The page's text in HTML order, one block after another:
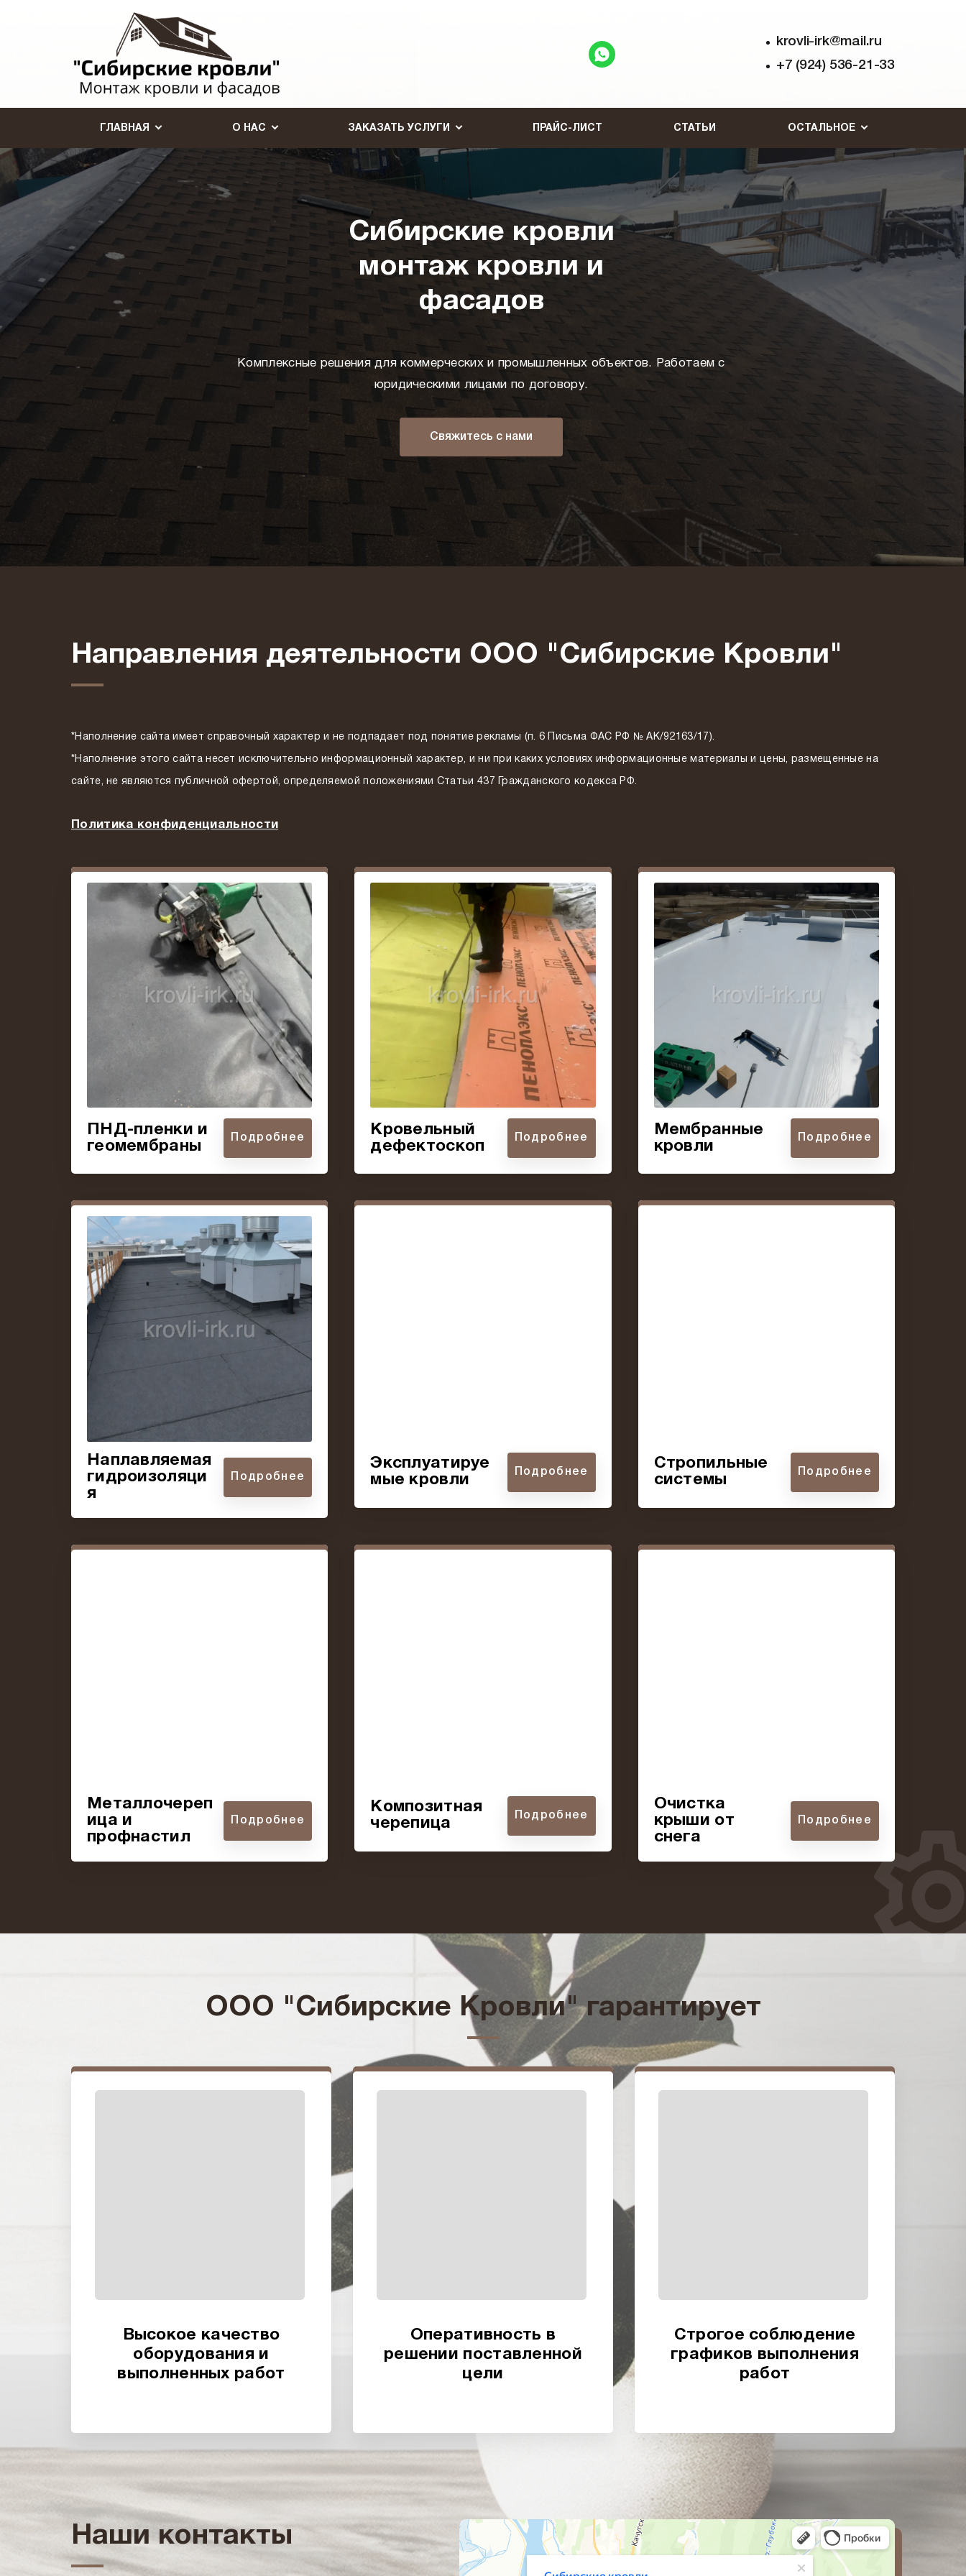
krovli-irk@mail.ru
+7 (924) 536-21-33
ГЛАВНАЯ О НАС ЗАКАЗАТЬ УСЛУГИ ПРАЙС-ЛИСТ СТАТЬИ ОСТАЛЬНОЕ
Сибирские кровли
монтаж кровли и
фасадов
Комплексные решения для коммерческих и промышленных объектов. Работаем с
юридическими лицами по договору.
Свяжитесь с нами
Направления деятельности ООО "Сибирские Кровли"
*Наполнение сайта имеет справочный характер и не подпадает под понятие рекламы (п. 6 Письма ФАС РФ № АК/92163/17).
*Наполнение этого сайта несет исключительно информационный характер, и ни при каких условиях информационные материалы и цены, размещенные на
сайте, не являются публичной офертой, определяемой положениями Статьи 437 Гражданского кодекса РФ.
Политика конфиденциальности
ПНД-пленки и
геомембраны
Подробнее
Кровельный
дефектоскоп
Подробнее
Мембранные
кровли
Подробнее
Наплавляемая
гидроизоляци
я
Подробнее
Эксплуатируе
мые кровли
Подробнее
Стропильные
системы
Подробнее
Металлочереп
ица и
профнастил
Подробнее
Композитная
черепица
Подробнее
Очистка
крыши от
снега
Подробнее
ООО "Сибирские Кровли" гарантирует
Высокое качество
оборудования и
выполненных работ
Оперативность в
решении поставленной
цели
Строгое соблюдение
графиков выполнения
работ
Наши контакты